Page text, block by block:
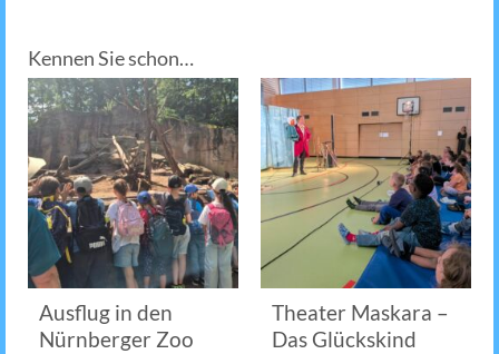
Kennen Sie schon…
Ausflug in den
Nürnberger Zoo
Theater Maskara –
Das Glückskind